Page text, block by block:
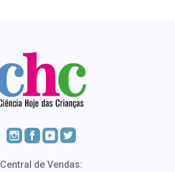
Central de Vendas: